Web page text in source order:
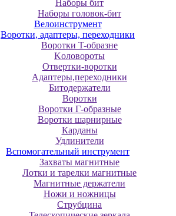
Наборы бит
Наборы головок-бит
Велоинструмент
Воротки, адаптеры, переходники
Bopoтки T-oбpaзне
Koлoвopoты
Oтвepтки-вopoтки
Адаптеры,переходники
Битодержатели
Воротки
Воротки Г-образные
Воротки шарнирные
Карданы
Удлинители
Вспомогательный инструмент
Захваты магнитные
Лотки и тарелки магнитные
Магнитные держатели
Ножи и ножницы
Струбцина